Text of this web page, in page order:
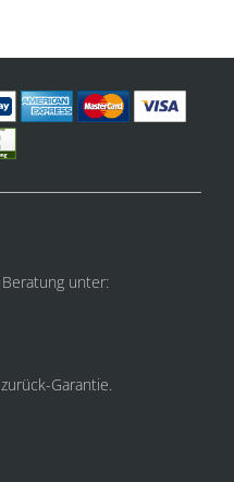
unter:
Garantie.